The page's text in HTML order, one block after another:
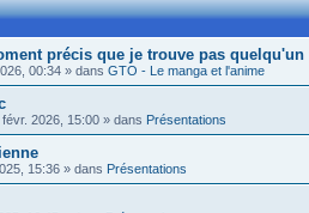
précis que je trouve pas
00:34 » dans GTO - Le manga et l'anime
févr. 2026, 15:00 » dans Présentations
15:36 » dans Présentations